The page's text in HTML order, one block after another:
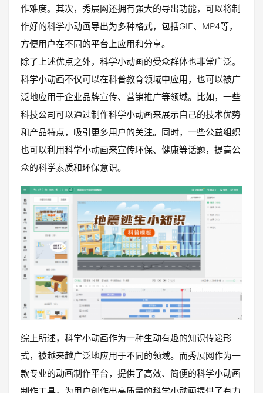
作难度。其次，秀展网还拥有强大的导出功能，可以将制
作好的科学小动画导出为多种格式，包括GIF、MP4等，
方便用户在不同的平台上应用和分享。
除了上述优点之外，科学小动画的受众群体也非常广泛。
科学小动画不仅可以在科普教育领域中应用，也可以被广
泛地应用于企业品牌宣传、营销推广等领域。比如，一些
科技公司可以通过制作科学小动画来展示自己的技术优势
和产品特点，吸引更多用户的关注。同时，一些公益组织
也可以利用科学小动画来宣传环保、健康等话题，提高公
众的科学素质和环保意识。
综上所述，科学小动画作为一种生动有趣的知识传递形
式，被越来越广泛地应用于不同的领域。而秀展网作为一
款专业的动画制作平台，提供了高效、简便的科学小动画